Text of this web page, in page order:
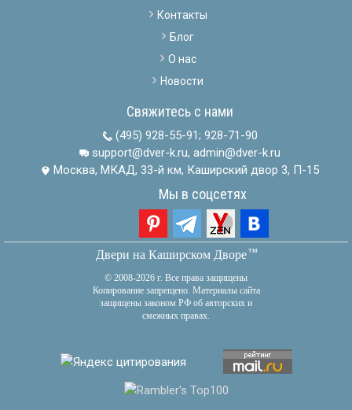
Контакты
Блог
О нас
Новости
Свяжитесь с нами
(495) 928-55-91; 928-71-90
support@dver-k.ru, admin@dver-k.ru
Москва, МКАД, 33-й км, Каширский двор 3, П-15
Мы в соцсетях
Двери на Каширском Дворетм
© 2008-2026 г. Все права защищены
Копирование запрещено. Материалы сайта
защищены законом РФ об авторских и
смежных правах.